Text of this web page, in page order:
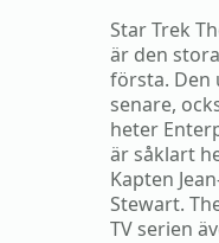
Star Trek
är den
första. Den
senare,
heter
är såklart
Kapten
Stewart.
TV serien